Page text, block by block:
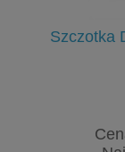
Szczotka